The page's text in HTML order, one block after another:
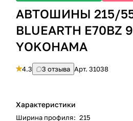
АВТОШИНЫ 215/55
BLUEARTH E70BZ
YOKOHAMA
4.3 3 отзыва Арт.31038
Характеристики
Ширина профиля: 215